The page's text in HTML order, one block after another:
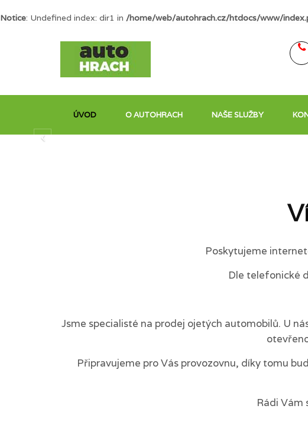
Notice: Undefined index: dir1 in /home/web/autohrach.cz/htdocs/www/
ÚVOD O AUTOHRACH NAŠE SLUŽBY
Poskytujeme
Dle telefonické
Jsme specialisté na prodej ojetých automobilů. U
Připravujeme pro Vás provozovnu, díky tomu
Rádi Vám